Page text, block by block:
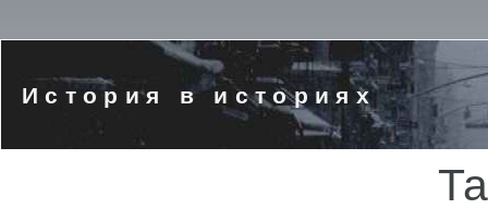
История в историях